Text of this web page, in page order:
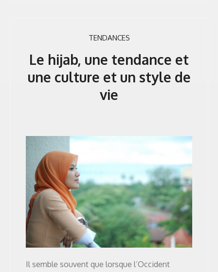
TENDANCES
Le hijab, une tendance et
une culture et un style de
vie
Il semble souvent que lorsque l’Occident